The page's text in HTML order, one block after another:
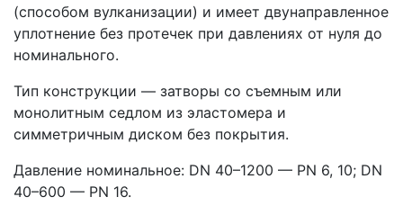
(способом вулканизации) и имеет двунаправленное
уплотнение без протечек при давлениях от нуля до
номинального.
Тип конструкции — затворы со съемным или
монолитным седлом из эластомера и
симметричным диском без покрытия.
Давление номинальное: DN 40–1200 — PN 6, 10; DN
40–600 — PN 16.